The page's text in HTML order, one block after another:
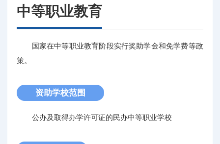
中等职业教育
国家在中等职业教育阶段实行奖助学金和免学费等政
策。
资助学校范围
公办及取得办学许可证的民办中等职业学校